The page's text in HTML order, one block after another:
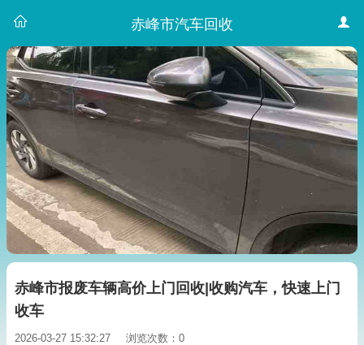
赤峰市汽车回收
赤峰市报废车辆高价上门回收|收购汽车，快速上门
收车
2026-03-27 15:32:27 浏览次数：0